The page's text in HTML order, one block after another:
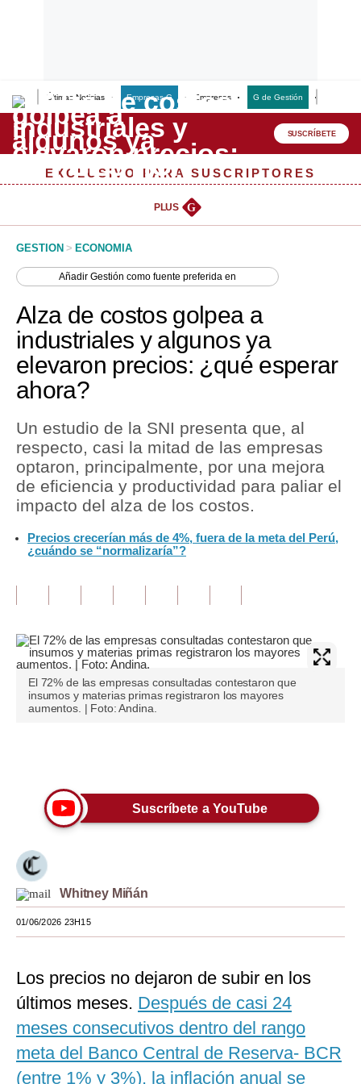
Últimas Noticias Empresas G Empresas G de Gestión
Lo último
Peru Quiosco
Management & Empleo
Perú
Política
Tu Dinero
Finanzas Personales
Inmobiliarias
Plus G
Editorial
Pregunta de hoy
Tendencias
Lujo
Viajes
Mundo
México
España
Internacional
Tecnología
Club del Suscriptor
Mix
G de Gestión
SUSCRÍBETE
EXCLUSIVO PARA SUSCRIPTORES
PLUS G
GESTION > ECONOMIA
AñadirGestión como fuente preferida en
Alza de costos golpea a
industriales y algunos ya
elevaron precios: ¿qué esperar
ahora?
Un estudio de la SNI presenta que, al
respecto, casi la mitad de las empresas
optaron, principalmente, por una mejora
de eficiencia y productividad para paliar el
impacto del alza de los costos.
Precios crecerían más de 4%, fuera de la meta del Perú,
¿cuándo se “normalizaría”?
El 72% de las empresas consultadas contestaron que
insumos y materias primas registraron los mayores
aumentos. | Foto: Andina.
Suscríbete a YouTube
Whitney Miñán
01/06/2026 23H15
Los precios no dejaron de subir en los
últimos meses. Después de casi 24
meses consecutivos dentro del rango
meta del Banco Central de Reserva- BCR
(entre 1% y 3%), la inflación anual se